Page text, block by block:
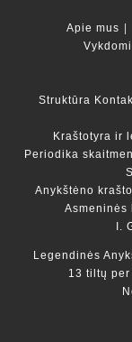
Apie mus
Struktūra
Kraštotyra ir
Periodika
Anykštėno
Asmeninės
I.
Legendinės
13 tiltų